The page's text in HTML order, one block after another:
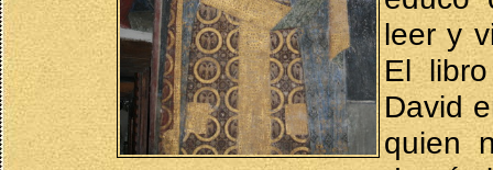
leer y
El
David
quien